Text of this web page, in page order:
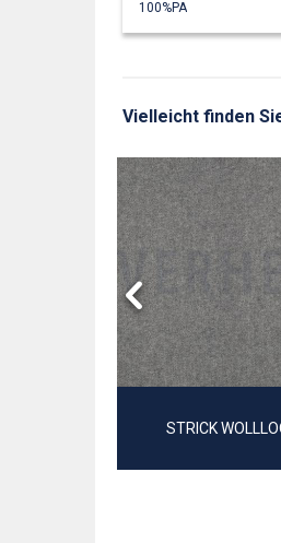
100%PA
Vielleicht finden
STRICK